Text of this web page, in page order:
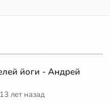
йоги - Андрей
13 лет назад